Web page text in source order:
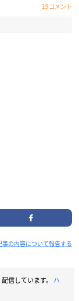
19コメント
事の内容について報告する
信しています。 ハ